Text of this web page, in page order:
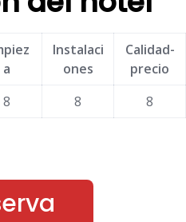
a
Instalaci
ones
Calidad-
precio
8 8 8